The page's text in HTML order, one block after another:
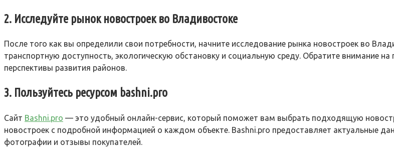
2. Исследуйте рынок новостроек во Владивостоке
После того как вы определили свои потребности, начните исследование рынка новостроек во
транспортную доступность, экологическую обстановку и социальную среду. Обратите внимание
перспективы развития районов.
3. Пользуйтесь ресурсом bashni.pro
Сайт Bashni.pro — это удобный онлайн-сервис, который поможет вам выбрать подходящую
новостроек с подробной информацией о каждом объекте. Bashni.pro предоставляет актуальные
фотографии и отзывы покупателей.